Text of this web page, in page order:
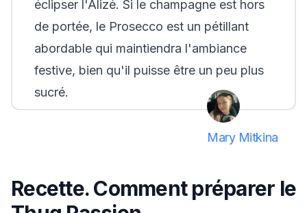
éclipser l'Alizé. Si le champagne est hors
de portée, le Prosecco est un pétillant
abordable qui maintiendra l'ambiance
festive, bien qu'il puisse être un peu plus
sucré.
Mary Mitkina
Recette. Comment préparer le